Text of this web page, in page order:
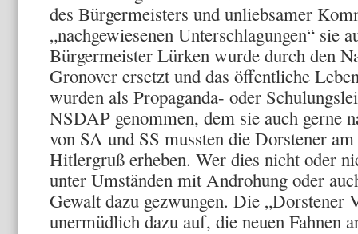
des Bürgermeisters und unliebsamer
„nachgewiesenen Unterschlagungen“ sie
Bürgermeister Lürken wurde durch den
Gronover ersetzt und das öffentliche
wurden als Propaganda- oder
NSDAP genommen, dem sie auch gerne
von SA und SS mussten die Dorstener
Hitlergruß erheben. Wer dies nicht oder
unter Umständen mit Androhung oder
Gewalt dazu gezwungen. Die „Dorstener
unermüdlich dazu auf, die neuen Fahnen